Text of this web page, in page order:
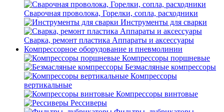
Сварочная проволока, Горелки, сопла, расходники
Инструменты для сварки
Сварка, ремонт пластика Аппараты и аксессуары
Компрессорное оборудование и пневмолинии
Компрессоры поршневые
Безмасляные компрессоры
Компрессоры
вертикальные
Компрессоры винтовые
Рессиверы